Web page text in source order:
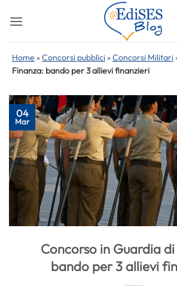
Home »Concorsi pubblici »Concorsi Militari
Finanza: bando per 3 allievi finanzieri
04
Mar
Concorso in Guardia
bando per 3 allievi